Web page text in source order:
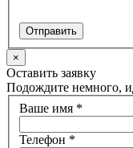
×
Оставить заявку
Подождите немного,
Ваше имя *
Телефон *